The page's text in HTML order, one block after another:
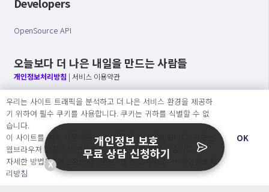
Developers
OpenSource API
오늘보다 더 나은 내일을 만드는 사람들
개인정보처리방침 | 서비스 이용약관
○ 개인정보보호 컴플라이언스를 선도하겠습니다.
○ 정보주체의 권리를 보장하겠습니다.
○ 기업의 개인정보보호를 위한 효율적 관리를 보장하겠습니다.
Copyright Ⓒ
2026 O.NE PEOPLE Co., Ltd. All rights reserved.
우리는 사이트 트래픽을 분석하고 더 나은 서비스 환경을 제공하
기 위하여 필수 쿠키를 사용합니다. 쿠키는 귀하를 식별할 수 없
습니다.
이 사이트를 계속 사용하면 쿠키 사용에 동의하게 됩니다. 귀하는
웹브라우져 설정에서 언제든지 쿠키를 삭제 할 수있습니다.
자세한 방법은 “개인정보처리방침” 을 참고하세요. →
리방침
OK
X
개인정보 보호
무료 상담 신청하기